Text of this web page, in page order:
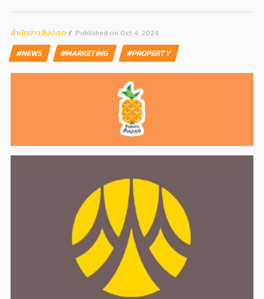
สํานักข่าวสับปะรด Published on Oct 4, 2024
#NEWS #MARKETING #PROPERTY